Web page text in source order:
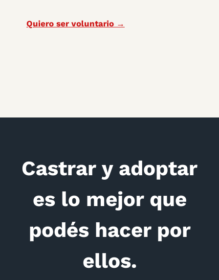
Quiero ser voluntario →
Castrar y adoptar
es lo mejor que
podés hacer por
ellos.